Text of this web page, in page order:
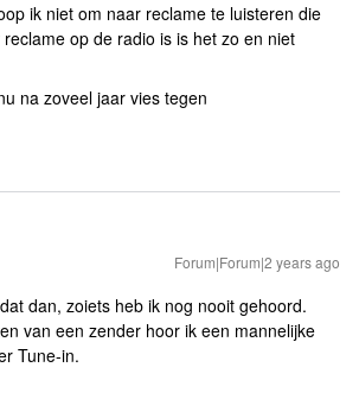
ik niet om naar reclame te luisteren die
op de radio is is het zo en niet
na zoveel jaar vies tegen
Forum|Forum|2 years ago
dan, zoiets heb ik nog nooit gehoord.
van een zender hoor ik een mannelijke
Tune-in.